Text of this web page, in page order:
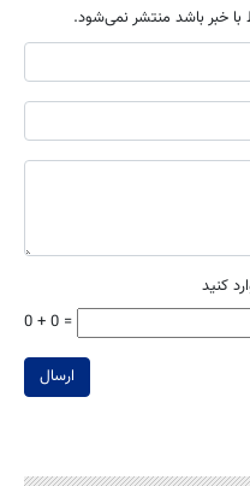
با خبر باشد منتشر نمی‌شود.
کنید
0 + 0 =
ارسال